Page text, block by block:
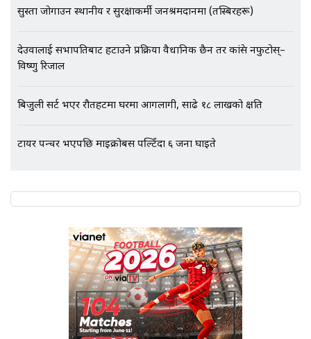
एभरेष्ट अस्पताल फलोअपः CCTV फुटेज
SIDHAKURA |
सुस्ता जोगाउन स्थानीय र सुरक्षाकर्मी जनश्रमदानमा (तस्बिरहरू)
देउवालाई सभापतिबाट हटाउने प्रक्रिया वैधानिक छैन तर कांग्रेस नफुटोस्–
विष्णु रिजाल
बिजुली सर्ट भएर रौतहटमा घरमा आगलागी, साढे १८ लाखको क्षति
टायर पन्चर भएपछि माइक्रोबस पल्टिँदा ६ जना घाइते